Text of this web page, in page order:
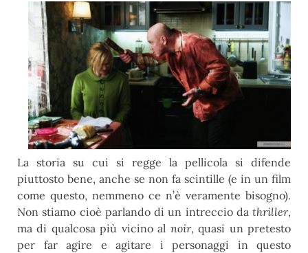
La storia su cui si regge la pellicola si difende
piuttosto bene, anche se non fa scintille (e in un film
come questo, nemmeno ce n’è veramente bisogno).
Non stiamo cioè parlando di un intreccio da thriller,
ma di qualcosa più vicino al noir, quasi un pretesto
per far agire e agitare i personaggi in questo